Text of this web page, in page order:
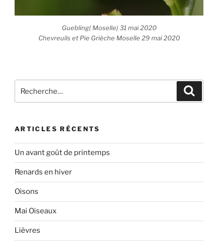
Guebling( Moselle) 31 mai 2020
Chevreuils et Pie Grièche Moselle 29 mai 2020
pour
ARTICLES RÉCENTS
Un avant goût de printemps
Renards en hiver
Oisons
Mai Oiseaux
Lièvres